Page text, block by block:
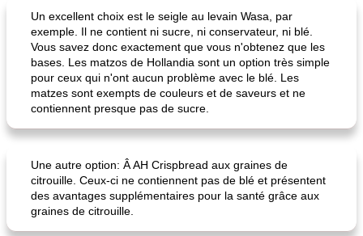
pois chiches rôtis aux épices amandes au cheddar rôti
Un excellent choix est le seigle au levain Wasa, par
exemple. Il ne contient ni sucre, ni conservateur, ni blé.
Vous savez donc exactement que vous n'obtenez que les
bases. Les matzos de Hollandia sont un option très simple
pour ceux qui n'ont aucun problème avec le blé. Les
matzes sont exempts de couleurs et de saveurs et ne
contiennent presque pas de sucre.
Une autre option: Â AH Crispbread aux graines de
citrouille. Ceux-ci ne contiennent pas de blé et présentent
des avantages supplémentaires pour la santé grâce aux
graines de citrouille.